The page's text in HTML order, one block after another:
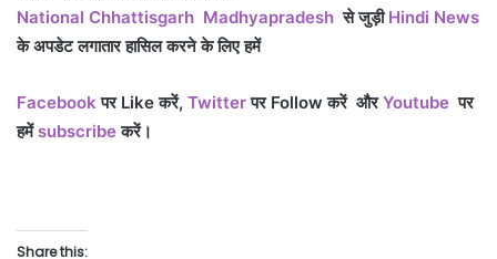
National Chhattisgarh Madhyapradesh से जुड़ीHindi News
के अपडेट लगातार हासिल करने के लिए हमें
Facebook पर Likeकरें, Twitter पर Followकरें औरYoutube पर
हमें subscribe करें।
Share this: